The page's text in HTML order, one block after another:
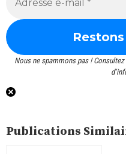
Nous ne spammons pas !
Publications